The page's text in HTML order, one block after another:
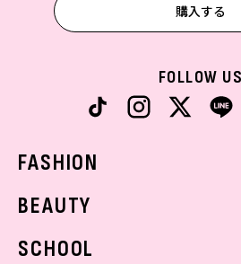
購入する
FOLLOW US
FASHION
着回し
BEAUTY
SCHOOL